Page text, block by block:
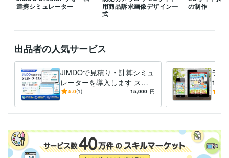
納期やリソース状況の簡単な補足
短期案件はもちろん、中長期案件、継続案件についてもご相談承りま
安心してご依頼いただけるよう、新規、追加共に全てのご依頼で事前見
積り制としております。
急な追加請求などは発生しませんのでご安心下さい。
経験職種
デザイナー / Webデザイナー 経験年数 : 8年
AI・機械学習 / AIライター 経験年数 : 2年
Webサービス・制作 / HTMLコーダー・マークアップエンジニア
経
験年数 : 10年
連携シミュレーター
用商品訴求画像デザイン一
式
の制作
出品者の人気サービス
JIMDOで見積り・計算シミュ
レーターを導入します スプ
レッドシート連携で料金など
化！
5.0(1) 15,000 円
ラン
1か
つの